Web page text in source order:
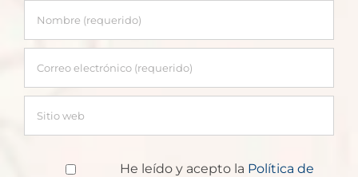
He leído y acepto la Política de